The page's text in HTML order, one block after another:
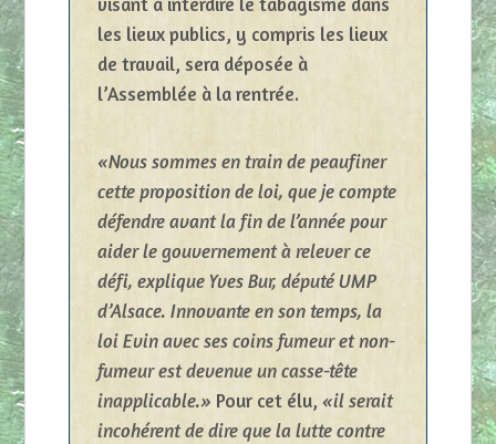
les lieux publics, y compris les lieux
de travail, sera déposée à
l’Assemblée à la rentrée.
«Nous sommes en train de peaufiner
cette proposition de loi, que je compte
défendre avant la fin de l’année pour
aider le gouvernement à relever ce
défi, explique Yves Bur, député UMP
d’Alsace. Innovante en son temps, la
loi Evin avec ses coins fumeur et non-
fumeur est devenue un casse-tête
inapplicable.» Pour cet élu, «il serait
incohérent de dire que la lutte contre